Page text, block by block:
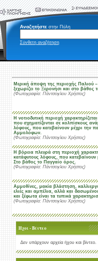
Αναζητήστε στην Πύλη
Σύνθετη αναζήτηση
Μερική άποψη της περιοχής Παλιού
ξεχωρίζει το Ξερονήσι και στο βάθος
(Φωτογραφία: Πάντσογλου Χρήστος)
Η νοτιοδυτική περιοχή
που σχηματίζονται σε κολπίσκους
λόφους, που κατεβαίνουν μέχρι την
Αμμολόφων.
(Φωτογραφία: Πάντσογλου Χρήστος)
Η βόρεια πλευρά στη περιοχή
κατάφυτους λόφους, που κατεβαίνουν
Στο βάθος το Παγγαίο όρος.
(Φωτογραφία: Πάντσογλου Χρήστος)
Αμμοθίνες, μακία βλάστηση,
ελιές και αμπέλια, αλλά και
και ξέφωτα είναι τα τυπικά
(Φωτογραφία: Πάντσογλου Χρήστος)
Ήχοι - Βίντεο
Δεν υπάρχουν αρχεία ήχου και βίντεο.